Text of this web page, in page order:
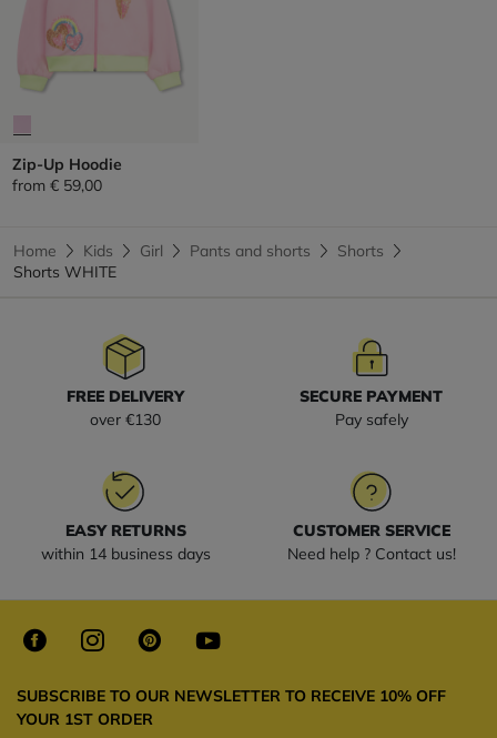
Zip-Up Hoodie
from € 59,00
Home Kids Girl Pants and shorts
Shorts
Shorts WHITE
FREE DELIVERY
over €130
SECURE PAYMENT
Pay safely
EASY RETURNS
within 14 business days
CUSTOMER SERVICE
Need help ? Contact us!
SUBSCRIBE TO OUR NEWSLETTER TO RECEIVE 10% OFF
YOUR 1ST ORDER